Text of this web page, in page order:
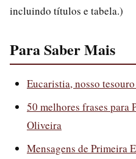
incluindo títulos e tabela.)
Para Saber Mais
Eucaristia, nosso
50 melhores frases para
Oliveira
Mensagens de Primeira